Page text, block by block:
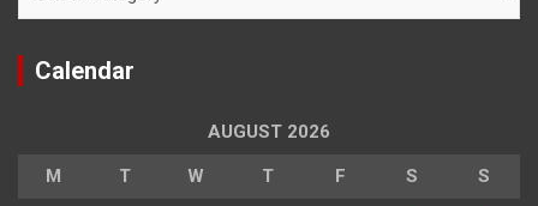
Calendar
AUGUST 2026
M T W T F S S